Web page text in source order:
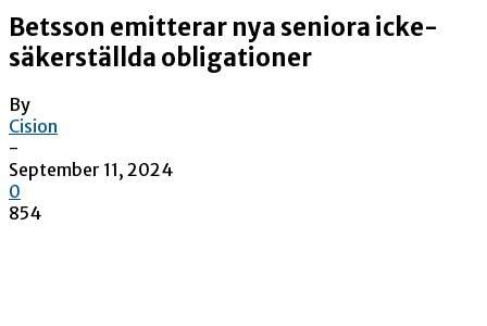
Betsson emitterar nya seniora icke-
säkerställda obligationer
By
Cision
-
September 11, 2024
0
854